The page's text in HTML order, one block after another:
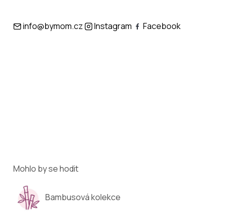
info@bymom.cz Instagram Facebook
Mohlo by se hodit
Bambusová kolekce